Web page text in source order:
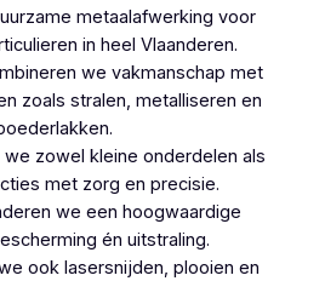
metaalafwerking voor
in heel Vlaanderen.
we vakmanschap met
zoals stralen, metalliseren en
we zowel kleine onderdelen als
met zorg en precisie.
we een hoogwaardige
én uitstraling.
ook lasersnijden, plooien en